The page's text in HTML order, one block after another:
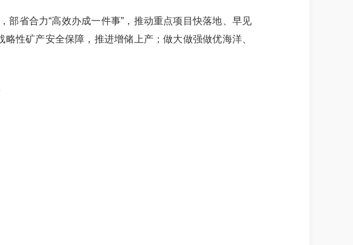
部省合力“高效办成一件事”，推动重点项目快落地、早见
性矿产安全保障，推进增储上产；做大做强做优海洋、